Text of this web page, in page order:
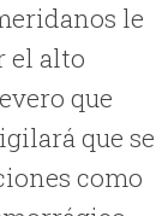
le
el alto
que
que se
como